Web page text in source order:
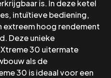
is. In deze ketel
intuïtieve bediening,
extreem hoog rendement
Deze unieke
30 uitermate
als de
30 is ideaal voor een